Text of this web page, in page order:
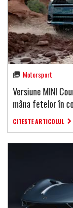
Motorsport
Versiune MINI
mâna fetelor în
CITESTE ARTICOLUL